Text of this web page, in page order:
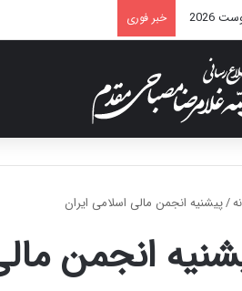
خبر فوری
/پیشنیه انجمن مالی اسلامی ایران
انجمن